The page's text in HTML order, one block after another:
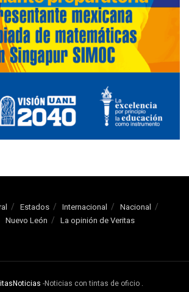
Estados Internacional
Nacional
Nuevo León La opinión de Veritas
-Noticias con tintas de oficio .